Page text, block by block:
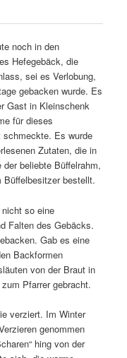
noch in den
Hefegebäck, die
sei es Verlobung,
gebacken wurde. Es
Gast in Kleinschenk
für dieses
Es wurde
Zutaten, die in
beliebte Büffelrahm,
Büffelbesitzer bestellt.
nicht so eine
Falten des Gebäcks.
Gab es eine
Backformen
von der Braut in
Pfarrer gebracht.
verziert. Im Winter
genommen
hing von der